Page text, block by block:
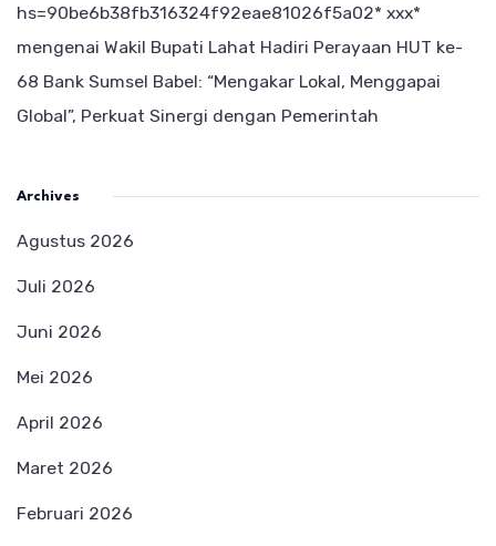
hs=90be6b38fb316324f92eae81026f5a02* ххх*
mengenai Wakil Bupati Lahat Hadiri Perayaan HUT ke-
68 Bank Sumsel Babel: “Mengakar Lokal, Menggapai
Global”, Perkuat Sinergi dengan Pemerintah
Archives
Agustus 2026
Juli 2026
Juni 2026
Mei 2026
April 2026
Maret 2026
Februari 2026